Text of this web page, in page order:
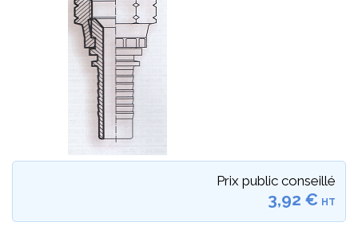
Prix public conseillé
3,92 € HT